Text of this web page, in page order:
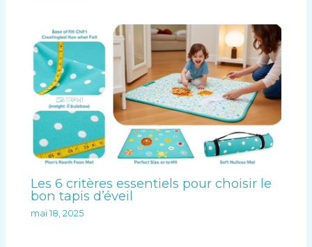
Les 6 critères essentiels pour choisir le
bon tapis d’éveil
mai 18, 2025